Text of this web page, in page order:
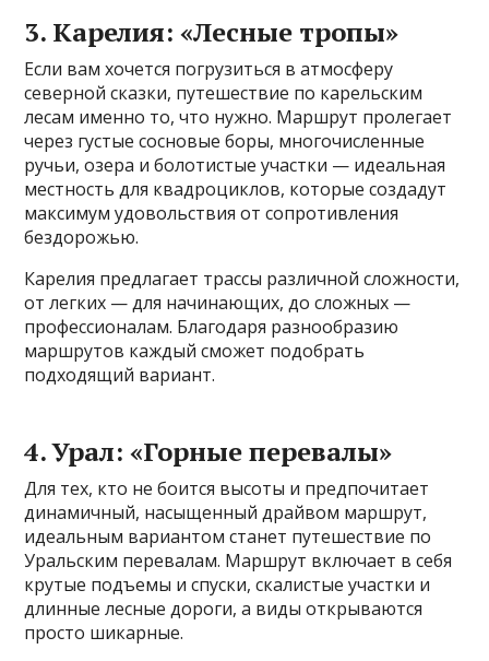
3. Карелия: «Лесные тропы»
Если вам хочется погрузиться в атмосферу
северной сказки, путешествие по карельским
лесам именно то, что нужно. Маршрут пролегает
через густые сосновые боры, многочисленные
ручьи, озера и болотистые участки — идеальная
местность для квадроциклов, которые создадут
максимум удовольствия от сопротивления
бездорожью.
Карелия предлагает трассы различной сложности,
от легких — для начинающих, до сложных —
профессионалам. Благодаря разнообразию
маршрутов каждый сможет подобрать
подходящий вариант.
4. Урал: «Горные перевалы»
Для тех, кто не боится высоты и предпочитает
динамичный, насыщенный драйвом маршрут,
идеальным вариантом станет путешествие по
Уральским перевалам. Маршрут включает в себя
крутые подъемы и спуски, скалистые участки и
длинные лесные дороги, а виды открываются
просто шикарные.